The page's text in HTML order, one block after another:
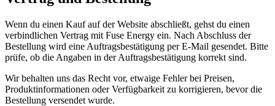
Wenn du einen Kauf auf der Website abschließt, gehst du einen
verbindlichen Vertrag mit Fuse Energy ein. Nach Abschluss der
Bestellung wird eine Auftragsbestätigung per E-Mail gesendet. Bitte
prüfe, ob die Angaben in der Auftragsbestätigung korrekt sind.
Wir behalten uns das Recht vor, etwaige Fehler bei Preisen,
Produktinformationen oder Verfügbarkeit zu korrigieren, bevor die
Bestellung versendet wurde.